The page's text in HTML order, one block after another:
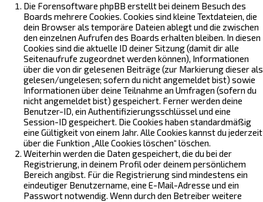
Die Forensoftware phpBB erstellt bei deinem Besuch des
Boards mehrere Cookies. Cookies sind kleine Textdateien, die
dein Browser als temporäre Dateien ablegt und die zwischen
den einzelnen Aufrufen des Boards erhalten bleiben. In diesen
Cookies sind die aktuelle ID deiner Sitzung (damit dir alle
Seitenaufrufe zugeordnet werden können), Informationen
über die von dir gelesenen Beiträge (zur Markierung dieser als
gelesen/ungelesen; sofern du nicht angemeldet bist) sowie
Informationen über deine Teilnahme an Umfragen (sofern du
nicht angemeldet bist) gespeichert. Ferner werden deine
Benutzer-ID, ein Authentifizierungsschlüssel und eine
Session-ID gespeichert. Die Cookies haben standardmäßig
eine Gültigkeit von einem Jahr. Alle Cookies kannst du jederzeit
über die Funktion „Alle Cookies löschen“ löschen.
Weiterhin werden die Daten gespeichert, die du bei der
Registrierung, in deinem Profil oder deinem persönlichem
Bereich angibst. Für die Registrierung sind mindestens ein
eindeutiger Benutzername, eine E-Mail-Adresse und ein
Passwort notwendig. Wenn durch den Betreiber weitere